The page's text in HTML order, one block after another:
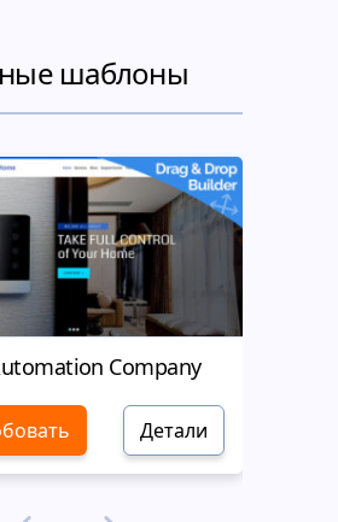
шаблоны
Company
Детали